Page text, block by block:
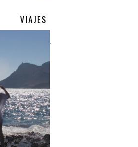
VIAJES